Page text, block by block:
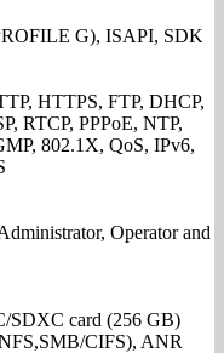
G), ISAPI, SDK
HTTPS, FTP, DHCP,
RTCP, PPPoE, NTP,
802.1X, QoS, IPv6,
Operator and
SDXC card (256 GB)
CIFS), ANR